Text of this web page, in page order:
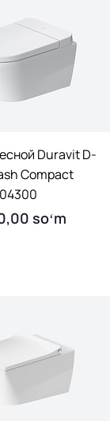
ViewDuravit D-
Compact
soʻm